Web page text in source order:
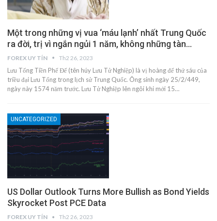
Một trong những vị vua ‘máu lạnh’ nhất Trung Quốc
ra đời, trị vì ngắn ngủi 1 năm, không những tàn…
FOREX UY TÍN Th2 26, 2023
Lưu Tống Tiền Phế Đế (tên húy Lưu Tử Nghiệp) là vị hoàng đế thứ sáu của
triều đại Lưu Tống trong lịch sử Trung Quốc. Ông sinh ngày 25/2/449,
ngày này 1574 năm trước. Lưu Tử Nghiệp lên ngôi khi mới 15…
UNCATEGORIZED
US Dollar Outlook Turns More Bullish as Bond Yields
Skyrocket Post PCE Data
FOREX UY TÍN Th2 26, 2023